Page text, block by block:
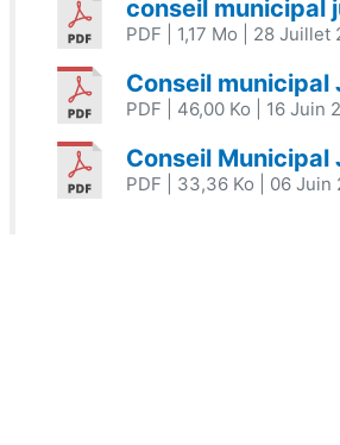
conseil municipal
PDF | 1,17 Mo | 28 Juillet
Conseil municipal
PDF | 46,00 Ko | 16 Juin
Conseil Municipal
PDF | 33,36 Ko | 06 Juin